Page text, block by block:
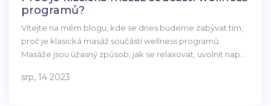
programů?
Vítejte na mém blogu, kde se dnes budeme zabývat tím,
proč je klasická masáž součástí wellness programů.
Masáže jsou úžasný způsob, jak se relaxovat, uvolnit napětí
byste měli zařadit klasickou masáž do svého wellness
srp, 14 2023